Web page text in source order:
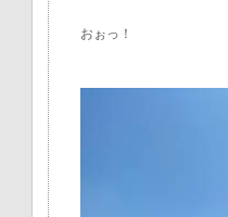
おぉっ！